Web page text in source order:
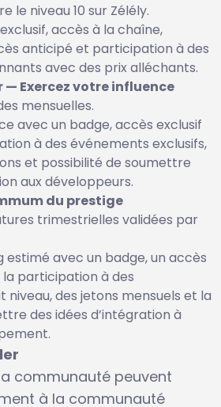
le niveau 10 sur Zélély.
accès à la chaîne,
anticipé et participation à des
avec des prix alléchants.
— Exercez votre influence
mensuelles.
avec un badge, accès exclusif
à des événements exclusifs,
et possibilité de soumettre
aux développeurs.
du prestige
trimestrielles validées par
estimé avec un badge, un accès
participation à des
niveau, des jetons mensuels et la
des idées d’intégration à
communauté peuvent
à la communauté